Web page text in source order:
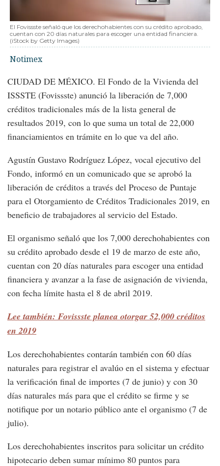
El Fovissste señaló que los derechohabientes con su crédito aprobado,
cuentan con 20 días naturales para escoger una entidad financiera.
(iStock by Getty Images)
Notimex
CIUDAD DE MÉXICO. El Fondo de la Vivienda del
ISSSTE (Fovissste) anunció la liberación de 7,000
créditos tradicionales más de la lista general de
resultados 2019, con lo que suma un total de 22,000
financiamientos en trámite en lo que va del año.
Agustín Gustavo Rodríguez López, vocal ejecutivo del
Fondo, informó en un comunicado que se aprobó la
liberación de créditos a través del Proceso de Puntaje
para el Otorgamiento de Créditos Tradicionales 2019, en
beneficio de trabajadores al servicio del Estado.
El organismo señaló que los 7,000 derechohabientes con
su crédito aprobado desde el 19 de marzo de este año,
cuentan con 20 días naturales para escoger una entidad
financiera y avanzar a la fase de asignación de vivienda,
con fecha límite hasta el 8 de abril 2019.
Lee también: Fovissste planea otorgar 52,000 créditos
en 2019
Los derechohabientes contarán también con 60 días
naturales para registrar el avalúo en el sistema y efectuar
la verificación final de importes (7 de junio) y con 30
días naturales más para que el crédito se firme y se
notifique por un notario público ante el organismo (7 de
julio).
Los derechohabientes inscritos para solicitar un crédito
hipotecario deben sumar mínimo 80 puntos para